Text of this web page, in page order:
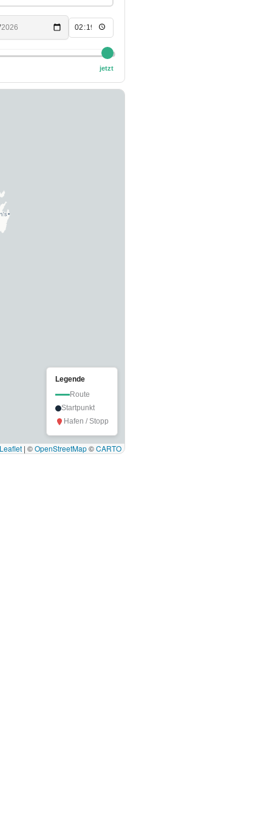
jetzt
| ©OpenStreetMap©CARTO
Legende
Route
Startpunkt
Hafen / Stopp